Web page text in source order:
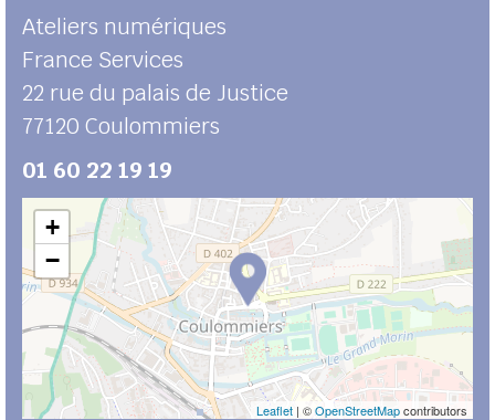
Ateliers numériques
France Services
22 rue du palais de Justice
77120 Coulommiers
01 60 22 19 19
+
−
Leaflet | ©OpenStreetMapcontributors